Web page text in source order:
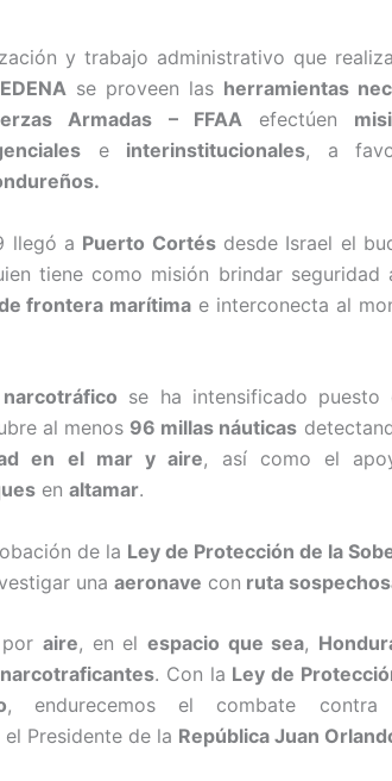
y trabajo administrativo que
se proveen las herramientas
Armadas – FFAA efectúen
e interinstitucionales, a
llegó a Puerto Cortésdesde Israel el
tiene como misión brindar seguridad
frontera marítima e interconecta al
se ha intensificado puesto
al menos 96 millas náuticas
en el mar y aire, así como el
en altamar.
de la Ley de Protección de la
una aeronave con ruta
poraire, en el espacio que sea,
narcotraficantes. Con la Ley de
, endurecemos el combate
el Presidente de la República Juan